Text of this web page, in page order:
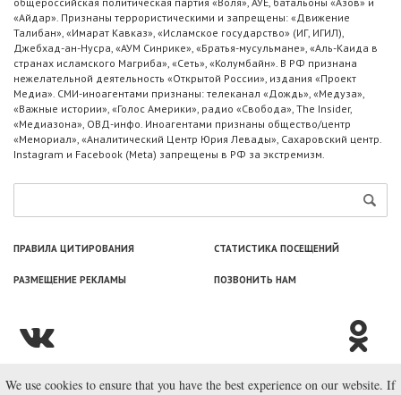
«Айдар». Признаны террористическими и запрещены: «Движение
Талибан», «Имарат Кавказ», «Исламское государство» (ИГ, ИГИЛ),
Джебхад-ан-Нусра, «АУМ Синрике», «Братья-мусульмане», «Аль-Каида в
странах исламского Магриба», «Сеть», «Колумбайн». В РФ признана
нежелательной деятельность «Открытой России», издания «Проект
Медиа». СМИ-иноагентами признаны: телеканал «Дождь», «Медуза»,
«Важные истории», «Голос Америки», радио «Свобода», The Insider,
«Медиазона», ОВД-инфо. Иноагентами признаны общество/центр
«Мемориал», «Аналитический Центр Юрия Левады», Сахаровский центр.
Instagram и Facebook (Metа) запрещены в РФ за экстремизм.
ПРАВИЛА ЦИТИРОВАНИЯ СТАТИСТИКА ПОСЕЩЕНИЙ
РАЗМЕЩЕНИЕ РЕКЛАМЫ ПОЗВОНИТЬ НАМ
© ООО «Лаборатория Новоcтей», 2003—2026.
We use cookies to ensure that you have the best experience on our website. If